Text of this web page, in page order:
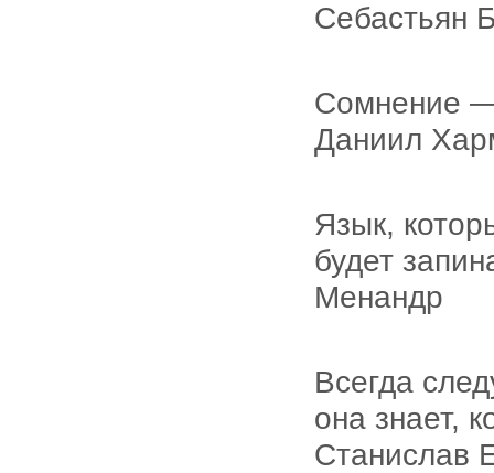
Себастьян
Сомнение
Даниил
Язык,
будет
Менандр
Всегда
она знает,
Станислав